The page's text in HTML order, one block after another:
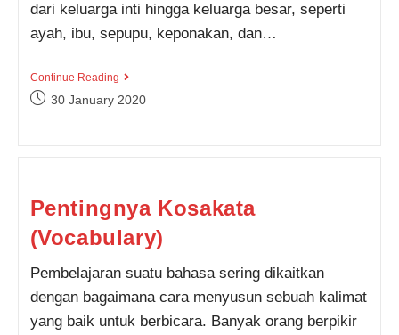
dari keluarga inti hingga keluarga besar, seperti
ayah, ibu, sepupu, keponakan, dan…
Continue ReadingDaftar
Bahasa
Kamu
Tahu
Post30 January 2020
Pentingnya Kosakata
(Vocabulary)
Pembelajaran suatu bahasa sering dikaitkan
dengan bagaimana cara menyusun sebuah kalimat
yang baik untuk berbicara. Banyak orang berpikir